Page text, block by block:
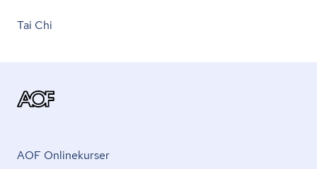
Tai Chi
AOF Onlinekurser